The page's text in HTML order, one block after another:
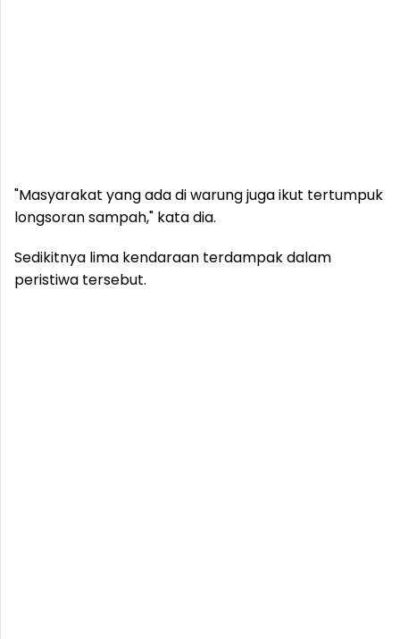
"Masyarakat yang ada di warung juga ikut tertumpuk
longsoran sampah," kata dia.
Sedikitnya lima kendaraan terdampak dalam
peristiwa tersebut.